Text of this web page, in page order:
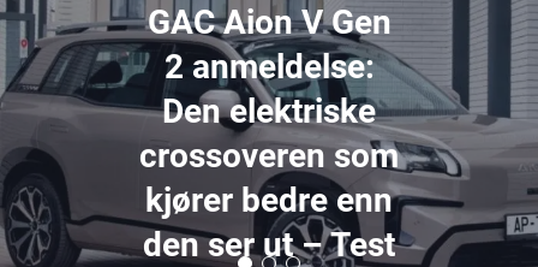
GAC Aion V Gen
2 anmeldelse:
Den elektriske
crossoveren som
kjører bedre enn
den ser ut – Test